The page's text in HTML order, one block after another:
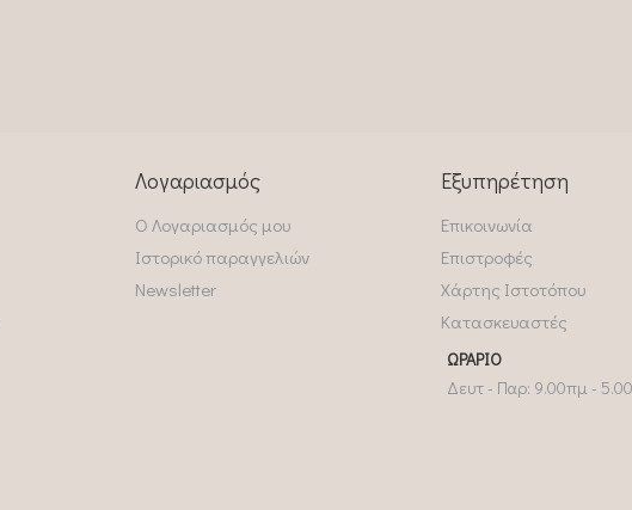
Λογαριασμός
Ο Λογαριασμός μου
Ιστορικό παραγγελιών
Newsletter
Εξυπηρέτηση
Επικοινωνία
Επιστροφές
Χάρτης Ιστοτόπου
Κατασκευαστές
ΩΡΆΡΙΟ
Δευτ - Παρ: 9.00πμ -